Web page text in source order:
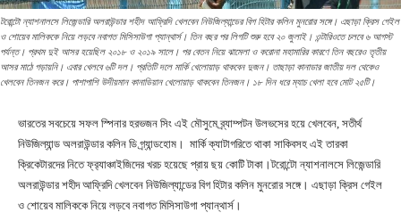
টরোন্টো ন্যাশনালসে লিজেন্ডারি অলরাউন্ডার শহীদ আফ্রিদি খেলবেন নিউজিল্যান্ডের বিগ হিটার কলিন মুনরোর সঙ্গে। এছাড়া ক্রিস গেইল
ও শোয়েব মালিককে নিয়ে লড়বে নবাগত মিসিসাউগা প্যান্থার্স। তিন বছর পর লিগটি শুরু হবে ২০ জুলাই। ওন্টারিওতে চলবে ৬ আগস্ট
পর্যন্ত। প্রথম দুই আসর হয়েছিল ২০১৮ ও ২০১৯ সালে। পর বেতন নিয়ে ঝামেলা ও করোনা মহামারির কারণে তিন বছরেও তৃতীয়
আসর মাঠে গড়ায়নি। এবার খেলবে ৬টি দল। প্রতিটি দলে মার্কি খেলোয়াড় থাকবেন দুজন। তাছাড়া কানাডার জাতীয় দল থেকেও
খেলবেন তিনজন করে। পাশাপাশি উদীয়মান কানাডিয়ান খেলোয়াড় থাকবেন তিনজন। ১৮ দিন ধরে ম্যাচ খেলা হবে মোট ২৫টি।
ভারতের সবচেয়ে সফল স্পিনার হরভজন সিং এই মৌসুমে ব্র্যাম্পটন উলভসের হয়ে খেলবেন, সতীর্থ
নিউজিল্যান্ড অলরাউন্ডার কলিন ডি গ্র্যান্ডহোম। মার্কি ক্যাটাগরিতে থাকা সাকিবসহ এই তারকা
ক্রিকেটারদের নিতে ফ্র‍্যাঞ্চাইজিদের খরচ হয়েছে প্রায় ছয় কোটি টাকা।টরোন্টো ন্যাশনালসে লিজেন্ডারি
অলরাউন্ডার শহীদ আফ্রিদি খেলবেন নিউজিল্যান্ডের বিগ হিটার কলিন মুনরোর সঙ্গে। এছাড়া ক্রিস গেইল
ও শোয়েব মালিককে নিয়ে লড়বে নবাগত মিসিসাউগা প্যান্থার্স।